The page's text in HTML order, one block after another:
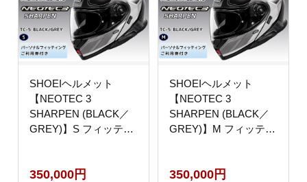
SHOEIヘルメット
【NEOTEC 3
SHARPEN (BLACK／
GREY)】S フィッティ
ネオテック シャープン
350,000円
SHOEIヘルメット
【NEOTEC 3
SHARPEN (BLACK／
GREY)】M フィッティ
ネオテック シャープン
350,000円